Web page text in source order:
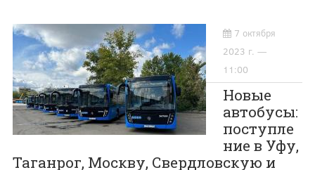
7 октября
2023 г. —
11:00
Новые
автобусы:
поступле
ние в Уфу,
Таганрог, Москву, Свердловскую и